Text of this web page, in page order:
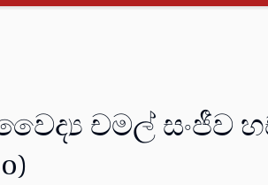
චමල් සංජීව